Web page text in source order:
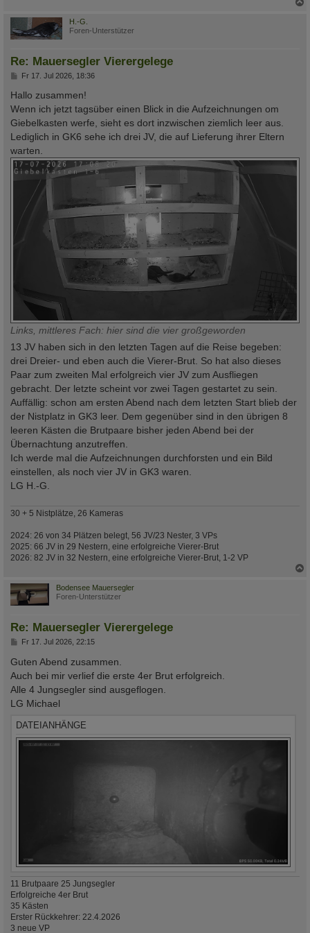
H.-G.
Foren-Unterstützer
Re: Mauersegler Vierergelege
B
i
r
a
g
Fr 17. Jul 2026, 18:36
Hallo zusammen!
Wenn ich jetzt tagsüber einen Blick in die Aufzeichnungen om
Giebelkasten werfe, sieht es dort inzwischen ziemlich leer aus.
Lediglich in GK6 sehe ich drei JV, die auf Lieferung ihrer Eltern
warten.
Links, mittleres Fach: hier sind die vier großgeworden
13 JV haben sich in den letzten Tagen auf die Reise begeben:
drei Dreier- und eben auch die Vierer-Brut. So hat also dieses
Paar zum zweiten Mal erfolgreich vier JV zum Ausfliegen
gebracht. Der letzte scheint vor zwei Tagen gestartet zu sein.
Auffällig: schon am ersten Abend nach dem letzten Start blieb der
der Nistplatz in GK3 leer. Dem gegenüber sind in den übrigen 8
leeren Kästen die Brutpaare bisher jeden Abend bei der
Übernachtung anzutreffen.
Ich werde mal die Aufzeichnungen durchforsten und ein Bild
einstellen, als noch vier JV in GK3 waren.
LG H.-G.
30 + 5 Nistplätze, 26 Kameras
2024: 26 von 34 Plätzen belegt, 56 JV/23 Nester, 3 VPs
2025: 66 JV in 29 Nestern, eine erfolgreiche Vierer-Brut
2026: 82 JV in 32 Nestern, eine erfolgreiche Vierer-Brut, 1-2 VP
Bodensee Mauersegler
Foren-Unterstützer
Re: Mauersegler Vierergelege
B
i
r
a
g
Fr 17. Jul 2026, 22:15
Guten Abend zusammen.
Auch bei mir verlief die erste 4er Brut erfolgreich.
Alle 4 Jungsegler sind ausgeflogen.
LG Michael
DATEIANHÄNGE
11 Brutpaare 25 Jungsegler
Erfolgreiche 4er Brut
35 Kästen
Erster Rückkehrer: 22.4.2026
3 neue VP